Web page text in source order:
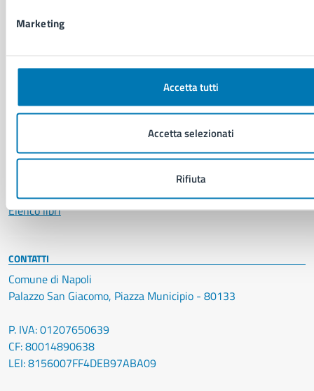
Marketing
Accetta tutti
Accetta selezionati
Rifiuta
NOVITÀ
Comunicati
Comunicati stampa della Giunta Comunale
Comunicati stampa del Consiglio Comunale
VIVERE IL COMUNE
Eventi
Elenco libri
CONTATTI
Comune di Napoli
Palazzo San Giacomo, Piazza Municipio - 80133
P. IVA: 01207650639
CF: 80014890638
LEI: 8156007FF4DEB97ABA09